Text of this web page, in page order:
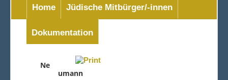
Home Jüdische Mitbürger/-innen
Dokumentation
Ne
umann